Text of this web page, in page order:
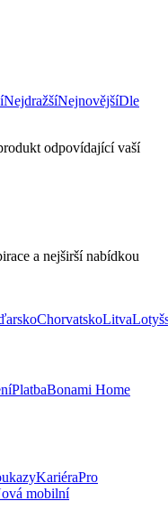
NejdražšíNejnovějšíDle
odpovídající vaší
a nejširší nabídkou
ChorvatskoLitva
PlatbaBonami Home
KariéraPro
mobilní